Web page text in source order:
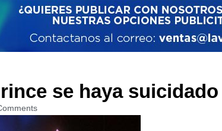
se haya suicidado